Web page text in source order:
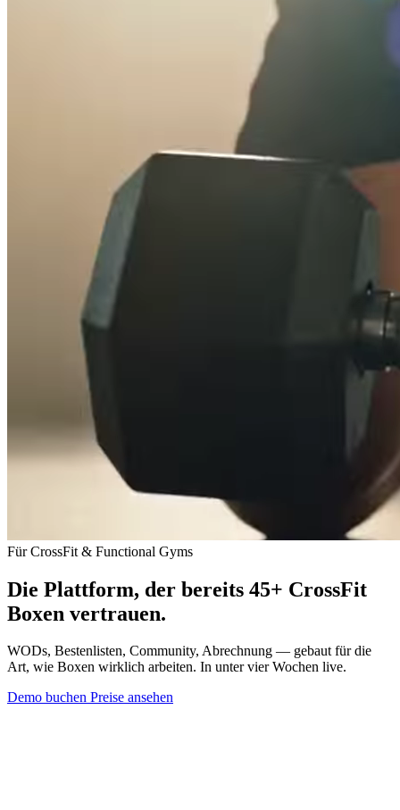
Für CrossFit & Functional Gyms
Die Plattform, der bereits 45+ CrossFit
Boxen vertrauen.
WODs, Bestenlisten, Community, Abrechnung — gebaut für die
Art, wie Boxen wirklich arbeiten. In unter vier Wochen live.
Demo buchen Preise ansehen